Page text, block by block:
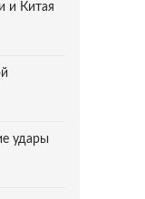
и Китая
удары